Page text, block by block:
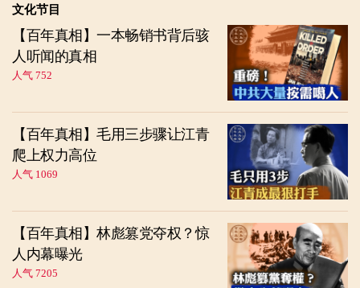
文化节目
【百年真相】一本畅销书背后骇
人听闻的真相
人气 752
【百年真相】毛用三步骤让江青
爬上权力高位
人气 1069
【百年真相】林彪篡党夺权？惊
人内幕曝光
人气 7205